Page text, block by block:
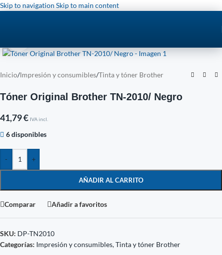
Skip to navigation Skip to main content
Inicio/Impresión y consumibles/Tinta y tóner Brother
Tóner Original Brother TN-2010/ Negro
41,79€ IVA incl.
6 disponibles
- +
AÑADIR AL CARRITO
Comparar Añadir a favoritos
SKU: DP-TN2010
Categorías: Impresión y consumibles,Tinta y tóner Brother